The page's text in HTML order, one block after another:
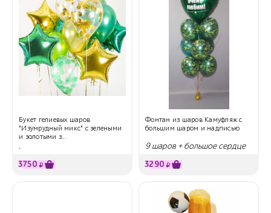
Букет гелиевых шаров
"Изумрудный микс" с зелеными
и золотыми з...
.
3750 ₽
Фонтан из шаров Камуфляж с
большим шаром и надписью
9 шаров + большое сердце
3290 ₽